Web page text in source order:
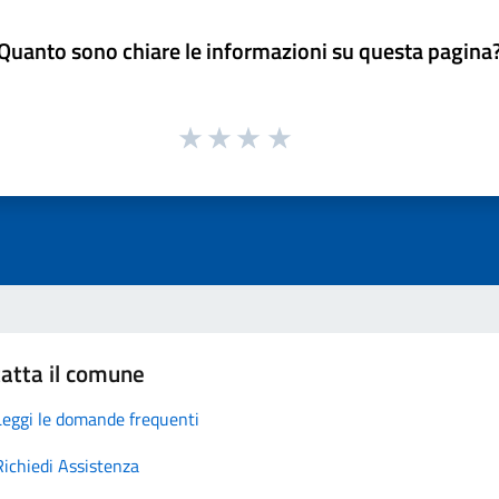
sono chiare le informazioni su questa
il comune
le domande frequenti
Assistenza